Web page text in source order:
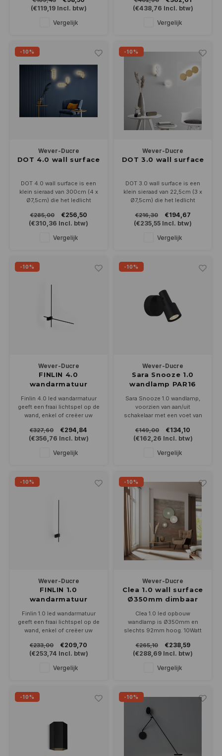
venster. Leverbaar in wit, alu
grijs, antraciet en goud. In
2700-3000 of 4000K
Optioneel dimbaar
(€119,19Incl. btw)
Vergelijk
verdeeld door de
handgeblazen wit opalen glas.
Leverbaar in 2700 of 3000K
en in 4 kleuren.
(€438,76 Incl. btw)
Vergelijk
-10%
Wever-Ducre
DOT 4.0 wall surface
DOT 4.0 wall surface is een
klein sieraad van 300cm (4 x
Ø7,5cm) die het ledlicht
projecteert. In 4 kleuren,
3x8Watt en dimbaar.
€285,00
€256,50
(€310,36 Incl. btw)
Vergelijk
-10%
Wever-Ducre
DOT 3.0 wall surface
DOT 3.0 wall surface is een
klein sieraad van 22,5cm (3 x
Ø7,5cm) die het ledlicht
projecteert. In 4 kleuren,
2x8Watt en dimbaar.
€216,30
€194,67
(€235,55 Incl. btw)
Vergelijk
-10%
Wever-Ducre
FINLIN 4.0
wandarmatuur
Finlin 4.0 led wandarmatuur
geeft een fraai lichtspel op de
wand, enkel of creëer uw
meerdere. Leverbaar in zwart
en zwart/goud in 2700 of
3000K Dimbaar met fase cut
(afsnijding)
€327,60
€294,84
(€356,76 Incl. btw)
Vergelijk
-10%
Wever-Ducre
Sara Snooze 1.0
wandlamp PAR16
Sara Snooze 1.0 wandlamp,
voorzien van aan/uit
schakelaar met een voet van
PAR16-GU10 ledlampen naar
keuze Leverbaar in wit, goud,
zwart en zwart/goud
€149,00
€134,10
(€162,26 Incl. btw)
Vergelijk
-10%
Wever-Ducre
FINLIN 1.0
wandarmatuur
Finlin 1.0 led wandarmatuur
geeft een fraai lichtspel op de
wand, enkel of creëer uw
meerdere. Leverbaar in zwart,
zwart/champagne en
zwart/goud in 2700 of 3000K
Dimbaar met fase cut
€233,00
€209,70
(€253,74 Incl. btw)
Vergelijk
-10%
Wever-Ducre
Clea 1.0 wall surface
Ø350mm dimbaar
Clea 1.0 led opbouw
wandlamp is Ø350mm en
slechts 92mm hoog. 10Watt
verdeeld door de
handgeblazen wit opalen glas.
Leverbaar in 2700 of 3000K
en in 4 kleuren.
€265,10
€238,59
(€288,69 Incl. btw)
Vergelijk
-10% -10%